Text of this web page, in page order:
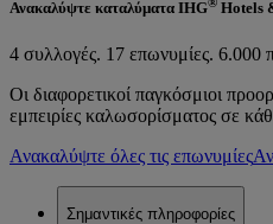
Ανακαλύψτε καταλύματα IHG Hotels
4 συλλογές. 17 επωνυμίες. 6.000
Οι διαφορετικοί παγκόσμιοι
εμπειρίες καλωσορίσματος σε
Ανακαλύψτε όλες τις επωνυμίες
Σημαντικές πληροφορίες